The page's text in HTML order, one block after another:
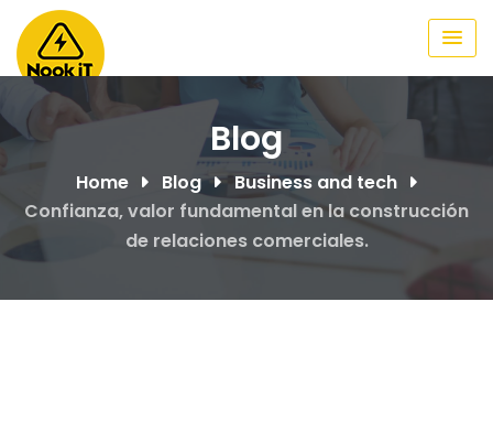
Skip
to
content
Blog
Home Blog
Business and tech
Confianza, valor fundamental en la construcción
de relaciones comerciales.